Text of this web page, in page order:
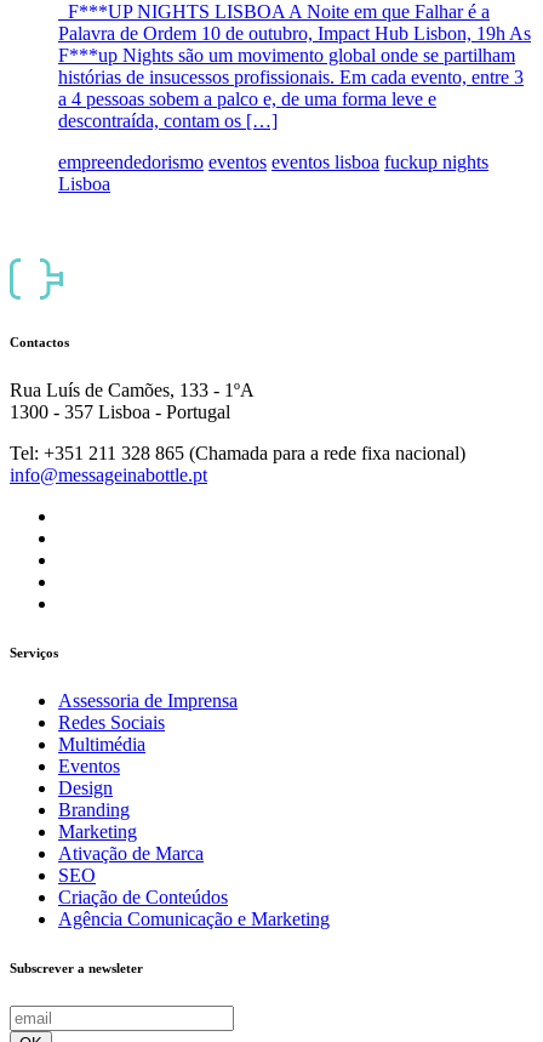
F***UP NIGHTS LISBOA A Noite em que Falhar é a
Palavra de Ordem 10 de outubro, Impact Hub Lisbon, 19h As
F***up Nights são um movimento global onde se partilham
histórias de insucessos profissionais. Em cada evento, entre 3
a 4 pessoas sobem a palco e, de uma forma leve e
descontraída, contam os […]
empreendedorismo eventos eventos lisboa fuckup nights
Lisboa
Contactos
Rua Luís de Camões, 133 - 1ºA
1300 - 357 Lisboa - Portugal
Tel: +351 211 328 865 (Chamada para a rede fixa nacional)
info@messageinabottle.pt
Serviços
Assessoria de Imprensa
Redes Sociais
Multimédia
Eventos
Design
Branding
Marketing
Ativação de Marca
SEO
Criação de Conteúdos
Agência Comunicação e Marketing
Subscrever a newsleter